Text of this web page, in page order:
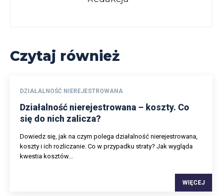
Czytaj również
DZIAŁALNOŚĆ NIEREJESTROWANA
Działalność nierejestrowana – koszty. Co
się do nich zalicza?
Dowiedz się, jak na czym polega działalność nierejestrowana,
koszty i ich rozliczanie. Co w przypadku straty? Jak wygląda
kwestia kosztów...
WIĘCEJ